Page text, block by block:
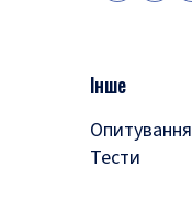
Інше
Опитування
Тести